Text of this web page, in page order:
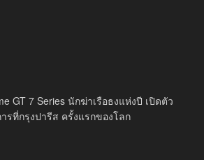
GT 7 Series นักฆ่าเรือธงแห่งปี เปิดตัว
รที่กรุงปารีส ครั้งแรกของโลก